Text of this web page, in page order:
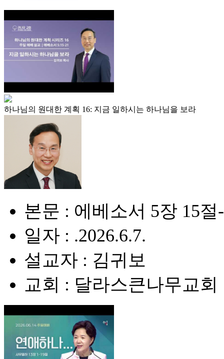
하나님의 원대한 계획 16: 지금 일하시는 하나님을 보라
본문 : 에베소서 5장 15절
일자 : .2026.6.7.
설교자 : 김귀보
교회 : 달라스큰나무교회